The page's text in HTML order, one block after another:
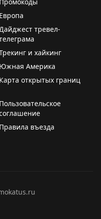
к своему делу.
авиакомпании
о пассажирах,
вы дарите даже
впечатления, а
обязательно
Европа
тревел-
и хайкинг
Южная Америка
Карта открытых границ
Пользовательское
Правила въезда